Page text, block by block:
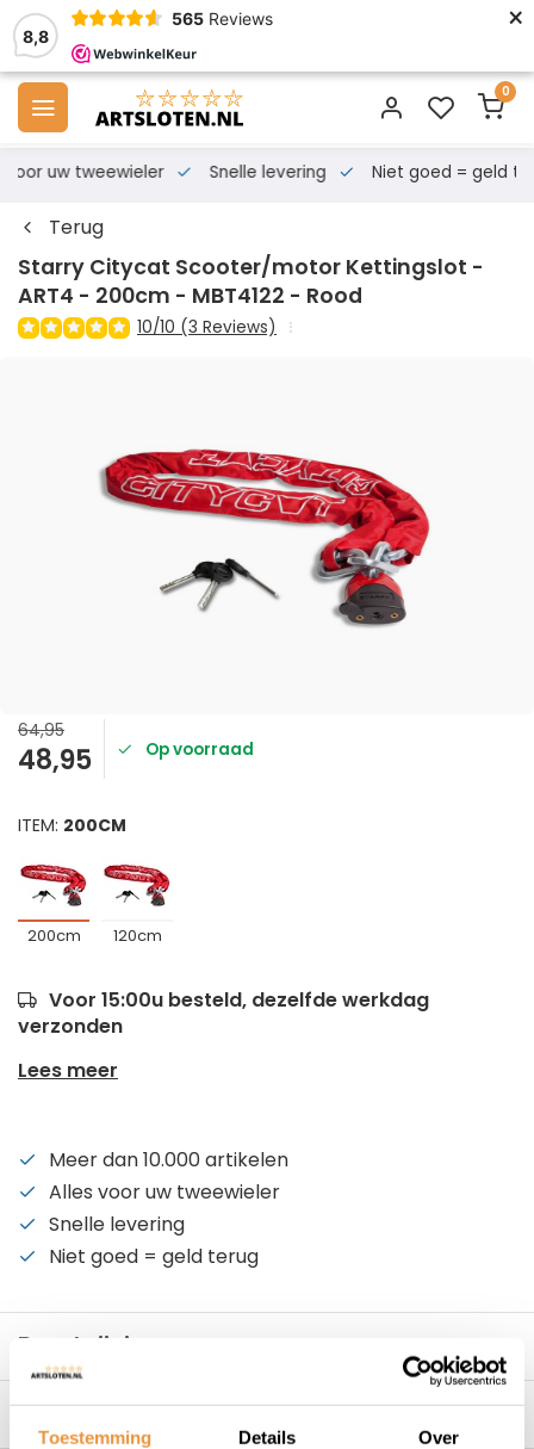
Toestemming Details Over
8,8
565 Reviews ×
0
voor uw tweewieler Snelle levering Niet goed = geld
Terug
Starry Citycat Scooter/motor Kettingslot -
ART4 - 200cm - MBT4122 - Rood
10/10 (3 Reviews)
64,95
48,95 Op voorraad
ITEM: 200CM
200cm 120cm
Voor 15:00u besteld, dezelfde werkdag
verzonden
Lees meer
Meer dan 10.000 artikelen
Alles voor uw tweewieler
Snelle levering
Niet goed = geld terug
Beschrijving
Specificaties